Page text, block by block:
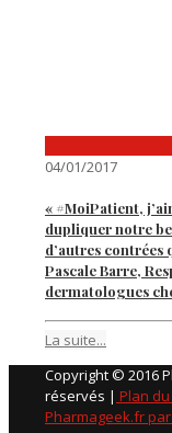
04/01/2017
« #MoiPatient,
dupliquer notre
d’autres contrées
Pascale Barre,
dermatologues
La suite...
Copyright © 2016
réservés | Plan
Pharmageek.fr